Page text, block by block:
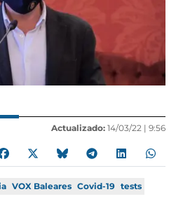
Actualizado: 14/03/22 | 9:56
VOX Baleares Covid-19 tests